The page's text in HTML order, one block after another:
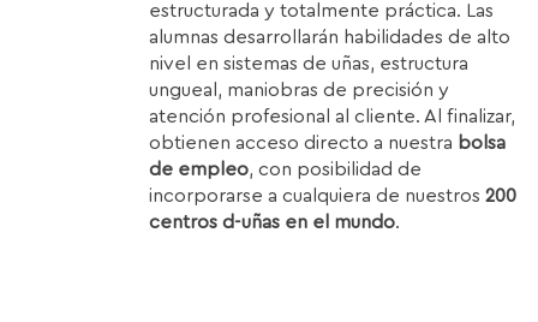
estructurada y totalmente práctica. Las
alumnas desarrollarán habilidades de alto
nivel en sistemas de uñas, estructura
ungueal, maniobras de precisión y
atención profesional al cliente. Al finalizar,
obtienen acceso directo a nuestra bolsa
de empleo, con posibilidad de
incorporarse a cualquiera de nuestros200
centros d-uñas en el mundo.